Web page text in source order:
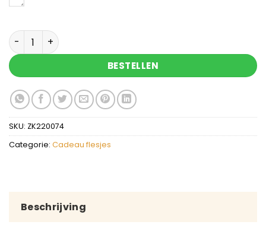
Geluksflesje veel geluk meisje aantal
BESTELLEN
SKU: ZK220074
Categorie: Cadeau flesjes
Beschrijving